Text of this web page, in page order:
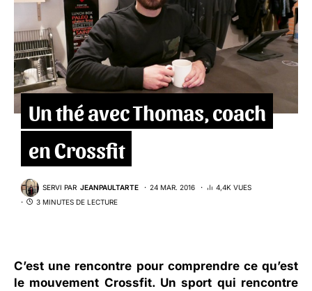
Un thé avec Thomas, coach
en Crossfit
SERVI PAR JEANPAULTARTE 24 MAR. 2016
4,4K VUES
3 MINUTES DE LECTURE
C’est une rencontre pour comprendre ce qu’est
le mouvement Crossfit. Un sport qui rencontre